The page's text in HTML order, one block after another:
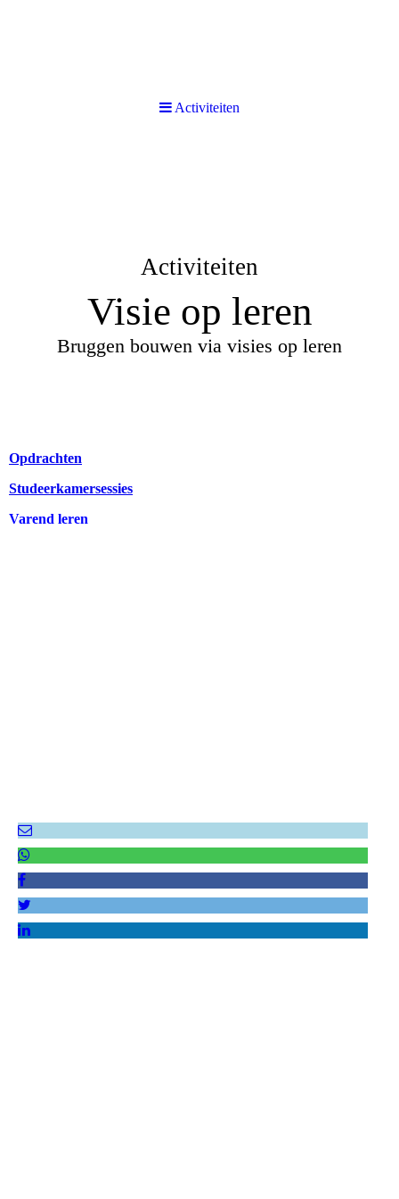
Activiteiten
Visie op leren
Bruggen bouwen via visies op leren
Opdrachten
Studeerkamersessies
Varend leren
Activiteiten